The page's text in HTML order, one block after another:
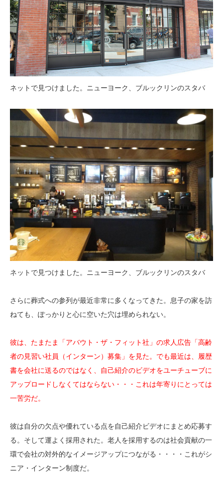
ネットで見つけました。ニューヨーク、ブルックリンのスタバ
ネットで見つけました。ニューヨーク、ブルックリンのスタバ
さらに葬式への参列が最近非常に多くなってきた。息子の家を訪
ねても、ぽっかりと心に空いた穴は埋められない。
彼は、たまたま「アバウト・ザ・フィット社」の求人広告「高齢
者の見習い社員（インターン）募集」を見た。でも最近は、履歴
書を会社に送るのではなく、自己紹介のビデオをユーチューブに
アップロードしなくてはならない・・・これは年寄りにとっては
一苦労だ。
彼は自分の欠点や優れている点を自己紹介ビデオにまとめ応募す
る。そして運よく採用された。老人を採用するのは社会貢献の一
環で会社の対外的なイメージアップにつながる・・・・これがシ
ニア・インターン制度だ。